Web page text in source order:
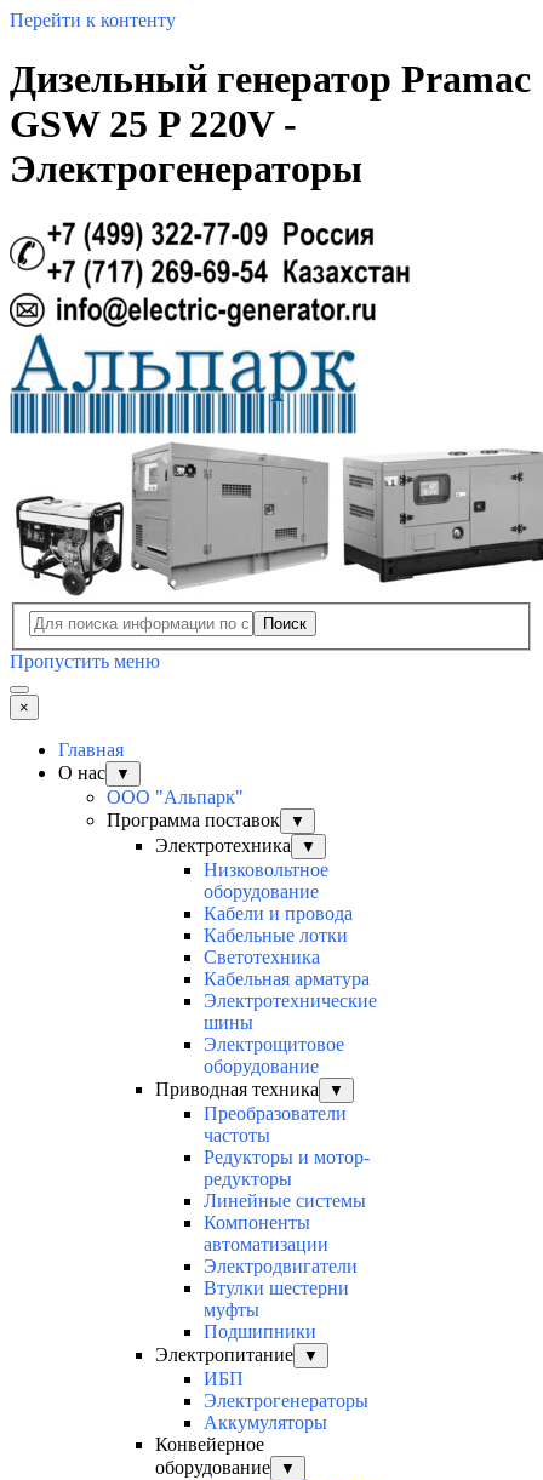
Перейти к контенту
Дизельный генератор Pramac
GSW 25 P 220V -
Электрогенераторы
Поиск
Пропустить меню
×
Главная
О нас
▼
ООО "Альпарк"
Программа поставок
▼
Электротехника ▼
Низковольтное
оборудование
Кабели и провода
Кабельные лотки
Светотехника
Кабельная арматура
Электротехнические
шины
Электрощитовое
оборудование
Приводная техника
▼
Преобразователи
частоты
Редукторы и мотор-
редукторы
Линейные системы
Компоненты
автоматизации
Электродвигатели
Втулки шестерни
муфты
Подшипники
Электропитание
▼
ИБП
Электрогенераторы
Аккумуляторы
Конвейерное
оборудование
▼